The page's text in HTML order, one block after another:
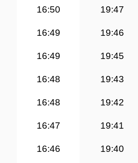
16:50 19:47
16:49 19:46
16:49 19:45
16:48 19:43
16:48 19:42
16:47 19:41
16:46 19:40